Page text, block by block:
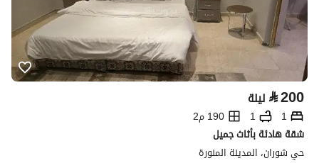
⃁200 ليلة
1
1
190 م2
شقة هادئة بأثاث جميل
حي شوران، المدينة المنورة